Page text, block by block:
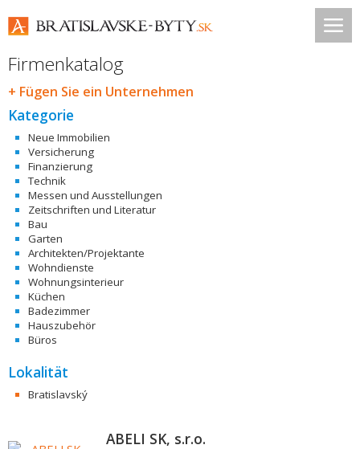
Firmenkatalog
+ Fügen Sie ein Unternehmen
Kategorie
Neue Immobilien
Versicherung
Finanzierung
Technik
Messen und Ausstellungen
Zeitschriften und Literatur
Bau
Garten
Architekten/Projektante
Wohndienste
Wohnungsinterieur
Küchen
Badezimmer
Hauszubehör
Büros
Lokalität
Bratislavský
ABELI SK, s.r.o.